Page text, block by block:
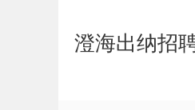
澄海出纳招